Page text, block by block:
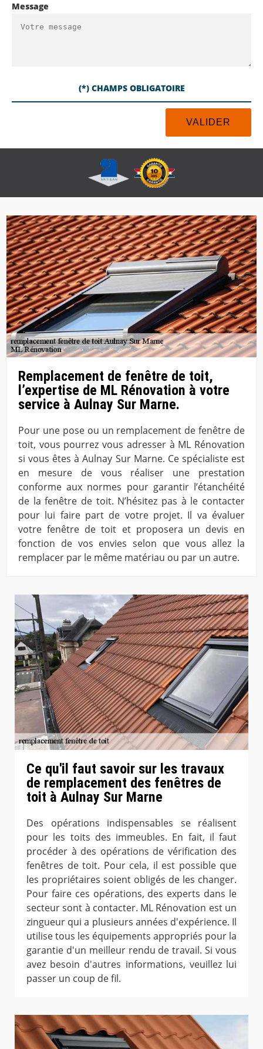
Message
(*) CHAMPS OBLIGATOIRE
Remplacement de fenêtre de toit,
l’expertise de ML Rénovation à votre
service à Aulnay Sur Marne.
Pour une pose ou un remplacement de fenêtre de
toit, vous pourrez vous adresser à ML Rénovation
si vous êtes à Aulnay Sur Marne. Ce spécialiste est
en mesure de vous réaliser une prestation
conforme aux normes pour garantir l’étanchéité
de la fenêtre de toit. N’hésitez pas à le contacter
pour lui faire part de votre projet. Il va évaluer
votre fenêtre de toit et proposera un devis en
fonction de vos envies selon que vous allez la
remplacer par le même matériau ou par un autre.
Ce qu'il faut savoir sur les travaux
de remplacement des fenêtres de
toit à Aulnay Sur Marne
Des opérations indispensables se réalisent
pour les toits des immeubles. En fait, il faut
procéder à des opérations de vérification des
fenêtres de toit. Pour cela, il est possible que
les propriétaires soient obligés de les changer.
Pour faire ces opérations, des experts dans le
secteur sont à contacter. ML Rénovation est un
zingueur qui a plusieurs années d'expérience. Il
utilise tous les équipements appropriés pour la
garantie d'un meilleur rendu de travail. Si vous
avez besoin d'autres informations, veuillez lui
passer un coup de fil.